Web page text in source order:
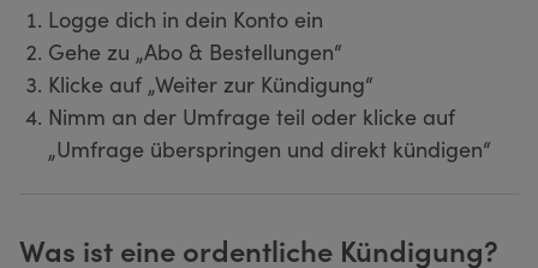
Logge dich in dein Konto ein
Gehe zu „Abo & Bestellungen“
Klicke auf „Weiter zur Kündigung“
Nimm an der Umfrage teil oder klicke auf
„Umfrage überspringen und direkt kündigen“
Was ist eine ordentliche Kündigung?